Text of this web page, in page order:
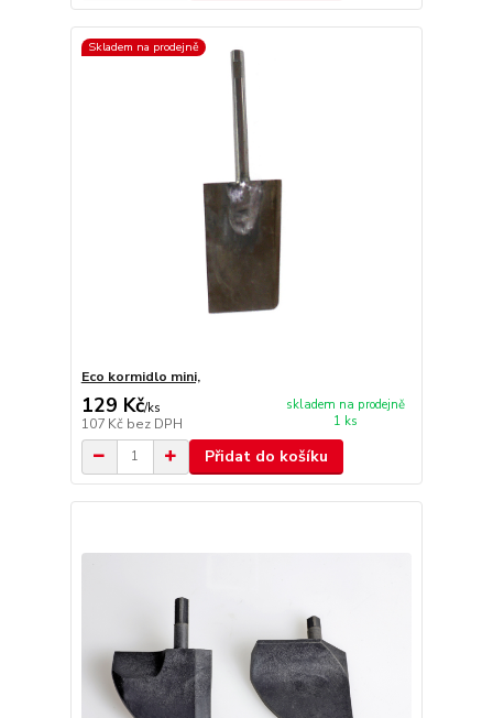
Skladem na prodejně
Eco kormidlo mini,
129 Kč/ks
107 Kč bez DPH
skladem na prodejně
1 ks
Přidat do košíku